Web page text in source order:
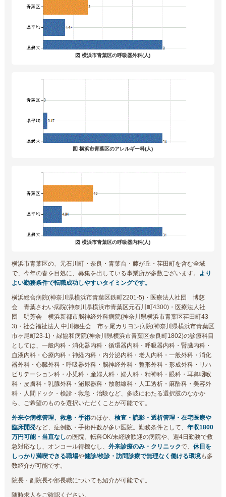
図 横浜市青葉区の呼吸器外科(人)
図 横浜市青葉区のアレルギー科(人)
図 横浜市青葉区の呼吸器内科(人)
横浜市青葉区の、元石川町・奈良・青葉台・藤が丘・荏田町を含む全域
で、今年の春を目処に、募集を出している事業所が多数ございます。 より
よい勤務条件で転職成功しやすいタイミングです。
横浜総合病院(神奈川県横浜市青葉区鉄町2201-5)・医療法人社団 博慈
会 青葉さわい病院(神奈川県横浜市青葉区元石川町4300)・医療法人社
団 明芳会 横浜新都市脳神経外科病院(神奈川県横浜市青葉区荏田町43
3)・社会福祉法人 中川徳生会 市ヶ尾カリヨン病院(神奈川県横浜市青葉区
市ヶ尾町23-1)・緑協和病院(神奈川県横浜市青葉区奈良町1802)の診療科目
としては、一般内科・消化器内科・循環器内科・呼吸器内科・腎臓内科・
血液内科・心療内科・神経内科・内分泌内科・老人内科・一般外科・消化
器外科・心臓外科・呼吸器外科・脳神経外科・整形外科・形成外科・リハ
ビリテーション科・小児科・産婦人科・婦人科・精神科・眼科・耳鼻咽喉
科・皮膚科・乳腺外科・泌尿器科・放射線科・人工透析・麻酔科・美容外
科・人間ドック・検診・救急・治験など、多岐にわたる選択肢のなかか
ら、ご希望のものを選択いただくことが可能です。
外来や病棟管理、救急・手術のほか、 検査・読影・透析管理・在宅医療や
臨床開発など、症例数・手術件数が多い医院。勤務条件として、 年収1800
万円可能・当直なしの医院、転科OK/未経験歓迎の病院や、週4日勤務で救
急対応なし、オンコール待機なし、 外来診療のみ・クリニックで、 休日を
しっかり満喫できる職場や健診/検診・訪問診療で無理なく働ける環境も多
数紹介が可能です。
院長・副院長や部長職についても紹介が可能です。
随時求人をご確認ください。